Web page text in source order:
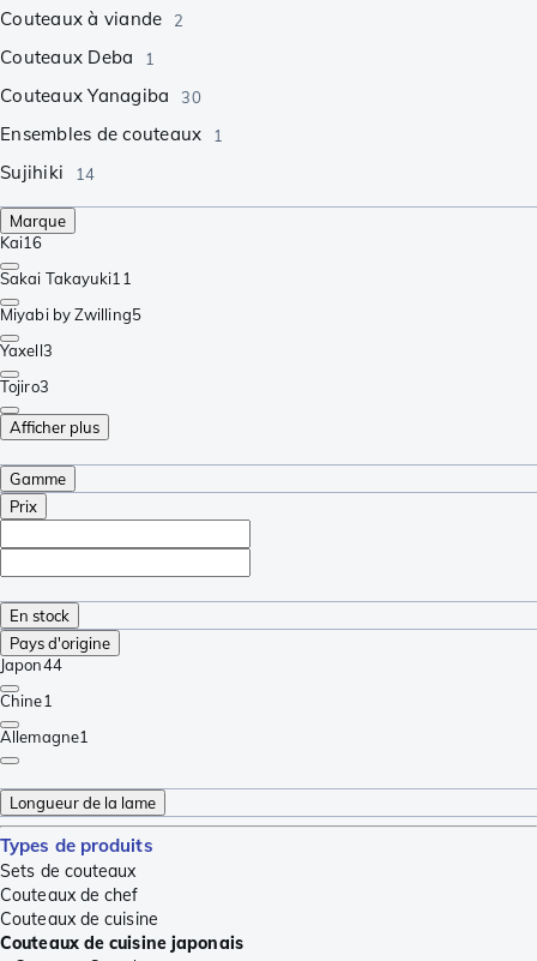
Couteaux à viande 2
Couteaux Deba 1
Couteaux Yanagiba 30
Ensembles de couteaux 1
Sujihiki 14
Marque
Kai16
Sakai Takayuki11
Miyabi by Zwilling5
Yaxell3
Tojiro3
Afficher plus
Gamme
Prix
En stock
Pays d'origine
Japon44
Chine1
Allemagne1
Longueur de la lame
Types de produits
Sets de couteaux
Couteaux de chef
Couteaux de cuisine
Couteaux de cuisine japonais